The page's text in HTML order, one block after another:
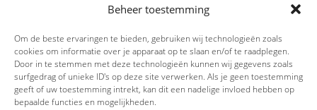
Beheer toestemming
Om de beste ervaringen te bieden, gebruiken wij technologieën zoals
cookies om informatie over je apparaat op te slaan en/of te raadplegen.
Door in te stemmen met deze technologieën kunnen wij gegevens zoals
surfgedrag of unieke ID's op deze site verwerken. Als je geen toestemming
geeft of uw toestemming intrekt, kan dit een nadelige invloed hebben op
bepaalde functies en mogelijkheden.